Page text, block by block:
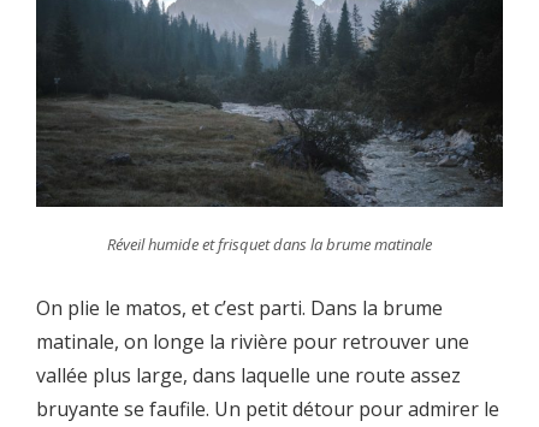
Réveil humide et frisquet dans la brume matinale
On plie le matos, et c’est parti. Dans la brume
matinale, on longe la rivière pour retrouver une
vallée plus large, dans laquelle une route assez
bruyante se faufile. Un petit détour pour admirer le